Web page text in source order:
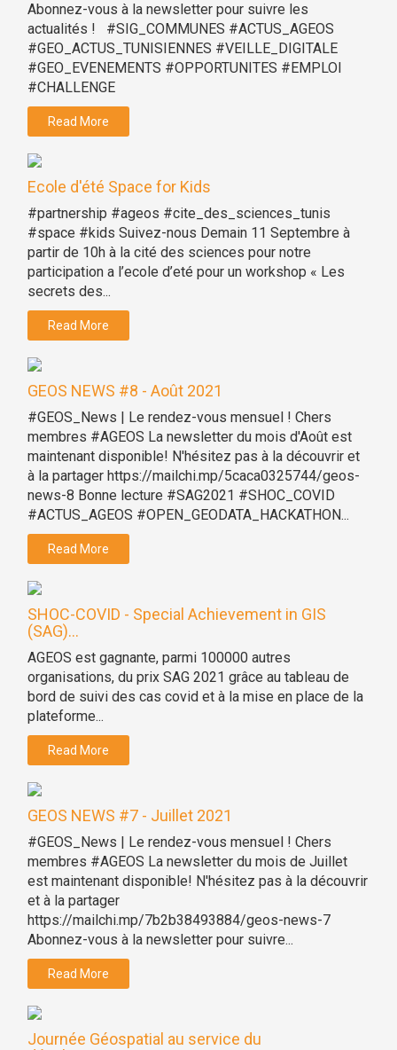
Abonnez-vous à la newsletter pour suivre les
actualités ! #SIG_COMMUNES #ACTUS_AGEOS
#GEO_ACTUS_TUNISIENNES #VEILLE_DIGITALE
#GEO_EVENEMENTS #OPPORTUNITES #EMPLOI
#CHALLENGE
Read More
Ecole d'été Space for Kids
#partnership #ageos #cite_des_sciences_tunis
#space #kids Suivez-nous Demain 11 Septembre à
partir de 10h à la cité des sciences pour notre
participation a l’ecole d’eté pour un workshop « Les
secrets des...
Read More
GEOS NEWS #8 - Août 2021
#GEOS_News | Le rendez-vous mensuel ! Chers
membres #AGEOS La newsletter du mois d'Août est
maintenant disponible! N'hésitez pas à la découvrir et
à la partager https://mailchi.mp/5caca0325744/geos-
news-8 Bonne lecture #SAG2021 #SHOC_COVID
#ACTUS_AGEOS #OPEN_GEODATA_HACKATHON...
Read More
SHOC-COVID - Special Achievement in GIS
(SAG)...
AGEOS est gagnante, parmi 100000 autres
organisations, du prix SAG 2021 grâce au tableau de
bord de suivi des cas covid et à la mise en place de la
plateforme...
Read More
GEOS NEWS #7 - Juillet 2021
#GEOS_News | Le rendez-vous mensuel ! Chers
membres #AGEOS La newsletter du mois de Juillet
est maintenant disponible! N'hésitez pas à la découvrir
et à la partager
https://mailchi.mp/7b2b38493884/geos-news-7
Abonnez-vous à la newsletter pour suivre...
Read More
Journée Géospatial au service du